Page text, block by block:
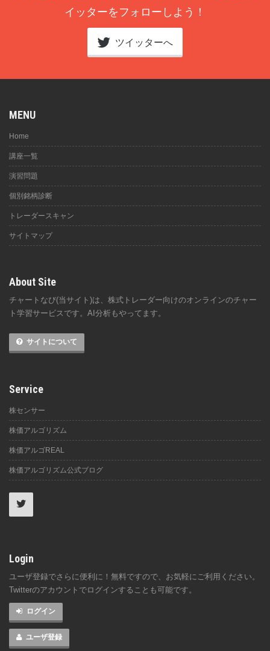
イッターをフォローしよう！
ツイッターへ
MENU
Home
講座一覧
演習問題
個別銘柄診断
トレーダースキャン
サイトマップ
About Site
チャートなび(当サイト)は、株式トレーダー向けのオンラインのチャー
ト学習サービスです。AI分析もやってます。
サイトについて
Service
株センサー
株価アルゴリズム
株価アルゴREAL
株価アルゴリズム公式ブログ
Login
ユーザ登録でさらに便利に！無料ですので、お気軽にご利用ください。
Twitterのアカウントでログインすることも可能です。
ログイン
ユーザ登録